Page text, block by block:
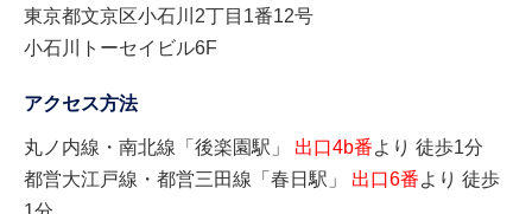
東京都文京区小石川2丁目1番12号
小石川トーセイビル6F
アクセス方法
丸ノ内線・南北線「後楽園駅」 出口4b番より 徒歩1分
都営大江戸線・都営三田線「春日駅」 出口6番より 徒歩